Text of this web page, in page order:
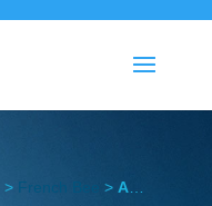
> French Bee > Actualités